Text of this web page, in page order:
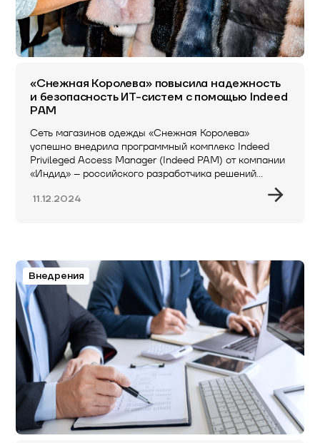
«Снежная Королева» повысила надежность
и безопасность ИТ-систем с помощью Indeed
PAM
Сеть магазинов одежды «Снежная Королева»
успешно внедрила программный комплекс Indeed
Privileged Access Manager (Indeed PAM) от компании
«Индид» – российского разработчика решений…
11.12.2024
Внедрения